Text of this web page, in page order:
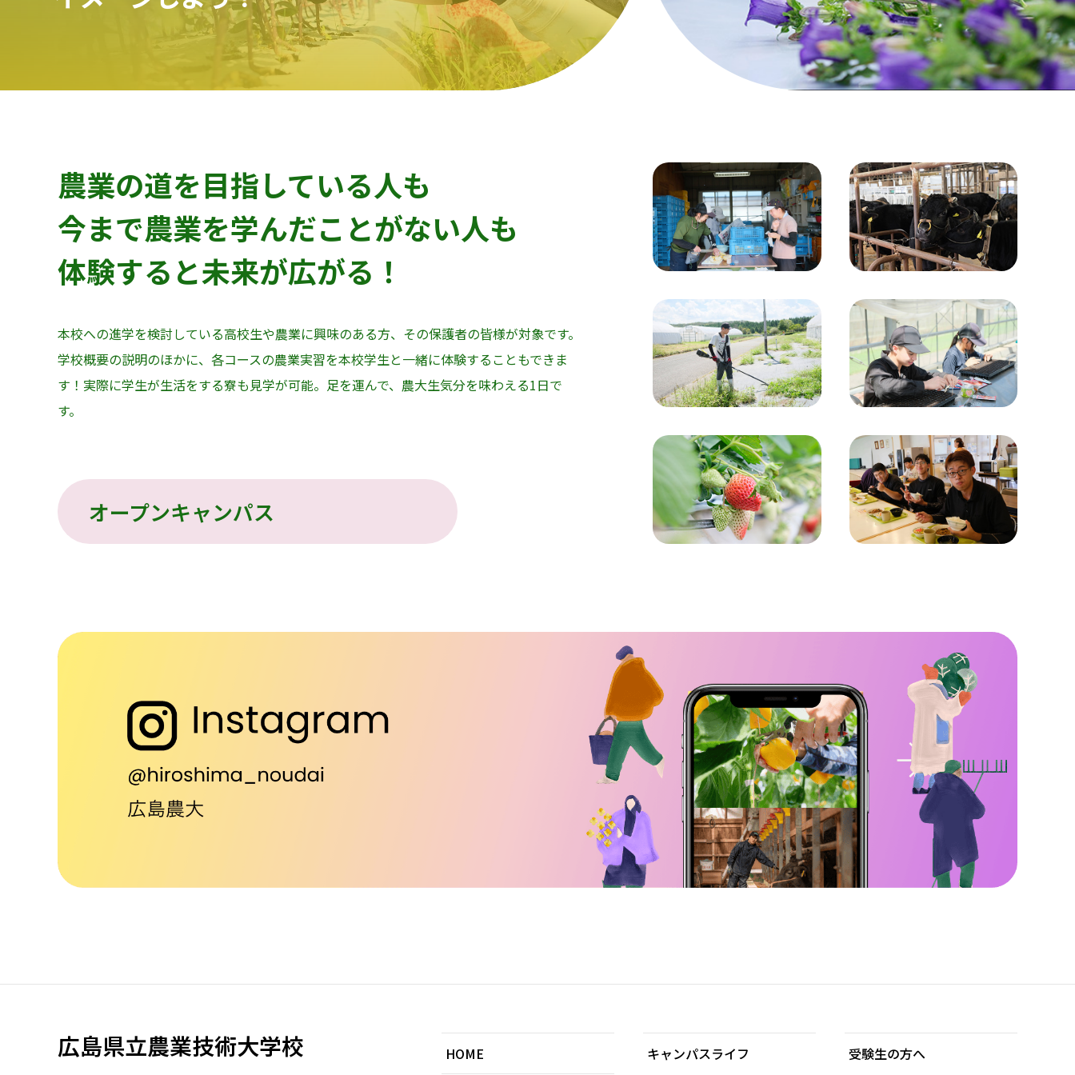
農業の道を目指している人も
今まで農業を学んだことがない人も
体験すると未来が広がる！
本校への進学を検討している高校生や農業に興味のある方、その保護者の皆様が対象です。
学校概要の説明のほかに、各コースの農業実習を本校学生と一緒に体験することもできま
す！実際に学生が生活をする寮も見学が可能。足を運んで、農大生気分を味わえる1日で
す。
オープンキャンパス
広島県立農業技術大学校 HOME キャンパスライフ 受験生の方へ